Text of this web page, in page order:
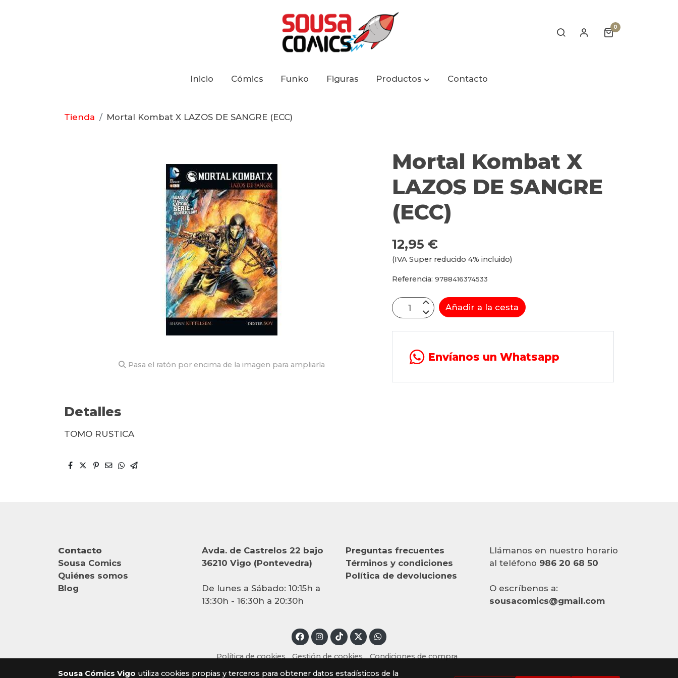
0
Inicio Cómics Funko Figuras Productos Contacto
Tienda Mortal Kombat X LAZOS DE SANGRE (ECC)
Pasa el ratón por encima de la imagen para ampliarla
Detalles
TOMO RUSTICA
Mortal Kombat X
LAZOS DE SANGRE
(ECC)
12,95 €
(IVA Super reducido 4% incluido)
Referencia:9788416374533
Añadir a la cesta
Envíanos un Whatsapp
Contacto
Sousa Comics
Quiénes somos
Blog
Avda. de Castrelos 22 bajo
36210 Vigo (Pontevedra)
De lunes a Sábado: 10:15h a
13:30h - 16:30h a 20:30h
Preguntas frecuentes
Términos y condiciones
Política de devoluciones
Llámanos en nuestro horario
al teléfono 986 20 68 50
O escríbenos a:
sousacomics@gmail.com
Política de cookies Gestión de cookies
Condiciones de compra
Sousa Cómics Vigo utiliza cookies propias y terceros para obtener datos estadísticos de la